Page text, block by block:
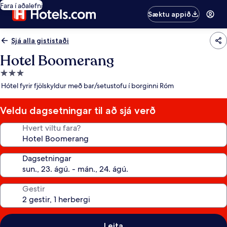
Fara í aðalefni
Sæktu appið
Sjá alla gististaði
Hotel Boomerang
3.0
stjörnu
Hótel fyrir fjölskyldur með bar/setustofu í borginni Róm
Veldu dagsetningar til að sjá verð
Hvert viltu fara?
Dagsetningar
Gestir